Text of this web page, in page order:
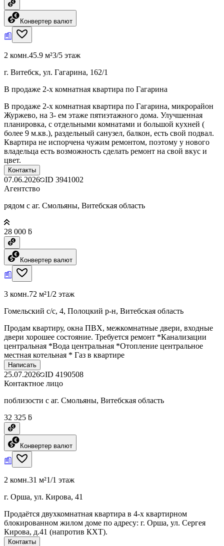
Конвертер валют
2 комн.45.9 м²3/5 этаж
г. Витебск, ул. Гагарина, 162/1
В продаже 2-х комнатная квартира по Гагарина
В продаже 2-х комнатная квартира по Гагарина, микрорайон
Журжево, на 3- ем этаже пятиэтажного дома. Улучшенная
планировка, с отдельными комнатами и большой кухней (
более 9 м.кв.), раздельный санузел, балкон, есть свой подвал.
Квартира не испорчена чужим ремонтом, поэтому у нового
владельца есть возможность сделать ремонт на свой вкус и
цвет.
Контакты
07.06.2026 ID 3941002
Агентство
рядом с аг. Смольяны, Витебская область
28 000 ƃ
Конвертер валют
3 комн.72 м²1/2 этаж
Гомельский с/с, 4, Полоцкий р-н, Витебская область
Продам квартиру, окна ПВХ, межкомнатные двери, входные
двери хорошее состояние. Требуется ремонт *Канализации
центральная *Вода центральная *Отопление центральное
местная котельная * Газ в квартире
Написать
25.07.2026 ID 4190508
Контактное лицо
поблизости с аг. Смольяны, Витебская область
32 325 ƃ
Конвертер валют
2 комн.31 м²1/1 этаж
г. Орша, ул. Кирова, 41
Продаётся двухкомнатная квартира в 4-х квартирном
блокированном жилом доме по адресу: г. Орша, ул. Сергея
Кирова, д.41 (напротив КХТ).
Контакты